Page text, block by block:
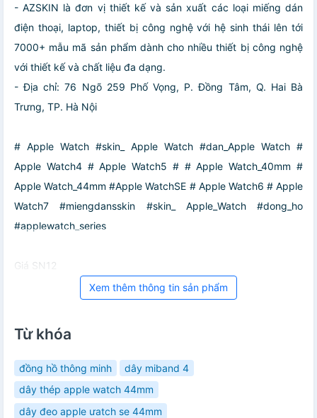
- AZSKIN là đơn vị thiết kế và sản xuất các loại miếng dán
điện thoại, laptop, thiết bị công nghệ với hệ sinh thái lên tới
7000+ mẫu mã sản phẩm dành cho nhiều thiết bị công nghệ
với thiết kế và chất liệu đa dạng.
- Địa chỉ: 76 Ngõ 259 Phố Vọng, P. Đồng Tâm, Q. Hai Bà
Trưng, TP. Hà Nội
# Apple Watch #skin_ Apple Watch #dan_Apple Watch #
Apple Watch4 # Apple Watch5 # # Apple Watch_40mm #
Apple Watch_44mm #Apple WatchSE # Apple Watch6 # Apple
Watch7 #miengdansskin #skin_ Apple_Watch #dong_ho
#applewatch_series
Giá SN12
Xem thêm thông tin sản phẩm
Từ khóa
đồng hồ thông minh
dây miband 4
dây thép apple watch 44mm
dây đeo apple ưatch se 44mm